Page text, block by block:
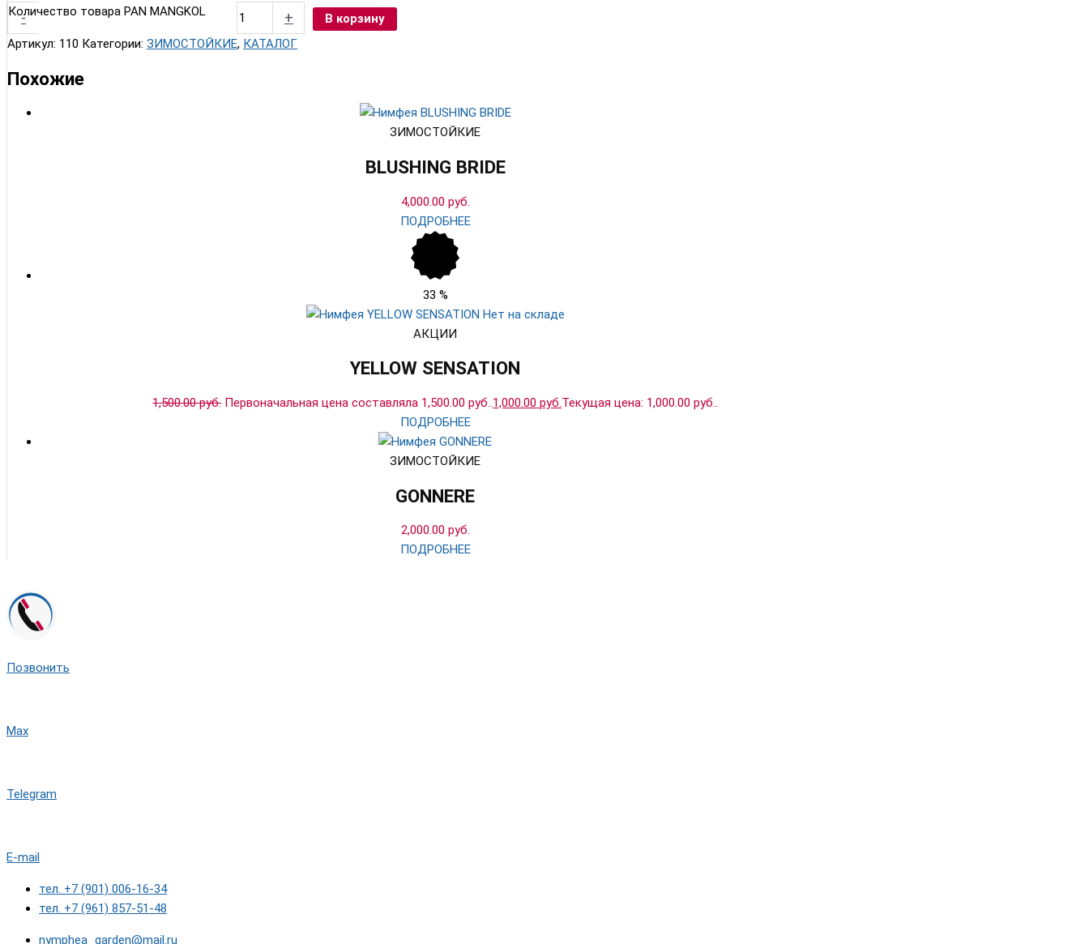
-
Количество товара PAN MANGKOL +
В корзину
Артикул: 110 Категории: ЗИМОСТОЙКИЕ, КАТАЛОГ
Похожие
ЗИМОСТОЙКИЕ
BLUSHING BRIDE
4,000.00 руб.
ПОДРОБНЕЕ
33 %
Нет на складе
АКЦИИ
YELLOW SENSATION
1,500.00руб. Первоначальная цена составляла 1,500.00 руб..1,000.00 руб.Текущая цена: 1,000.00 руб..
ПОДРОБНЕЕ
ЗИМОСТОЙКИЕ
GONNERE
2,000.00 руб.
ПОДРОБНЕЕ
Позвонить
Max
Telegram
E-mail
тел. +7 (901) 006-16-34
тел. +7 (961) 857-51-48
nymphea_garden@mail.ru